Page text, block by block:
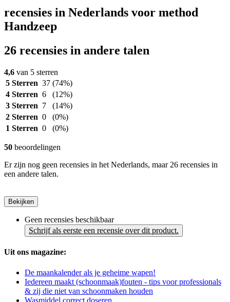
recensies in Nederlands voor method
Handzeep
26 recensies in andere talen
4,6 van 5 sterren
5 Sterren 37 (74%)
4 Sterren 6
(12%)
3 Sterren 7
(14%)
2 Sterren 0
(0%)
1 Sterren 0 (0%)
50 beoordelingen
Er zijn nog geen recensies in het Nederlands, maar 26 recensies in
een andere talen.
Bekijken
Geen recensies beschikbaar
Schrijf als eerste een recensie over dit product.
Uit ons magazine:
De maankalender als je geheime wapen!
Iedereen maakt (schoonmaak)fouten - tips voor professionals
& zij die niet van schoonmaken houden
Wasmiddel correct doseren